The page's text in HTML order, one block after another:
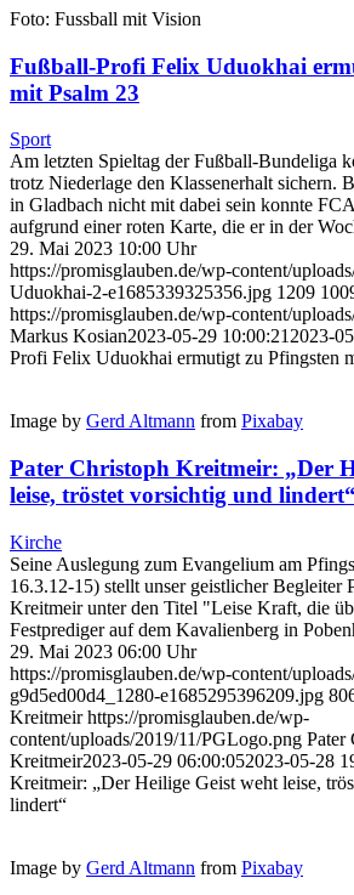
Foto: Fussball mit Vision
Fußball-Profi Felix Uduokhai
mit Psalm 23
Sport
Am letzten Spieltag der Fußball-Bundeliga
trotz Niederlage den Klassenerhalt sichern.
in Gladbach nicht mit dabei sein konnte
aufgrund einer roten Karte, die er in der
29. Mai 2023 10:00 Uhr
https://promisglauben.de/wp-content/
Uduokhai-2-e1685339325356.jpg 1209
https://promisglauben.de/wp-content/
Markus Kosian2023-05-29 10:00:21 2023-
Profi Felix Uduokhai ermutigt zu Pfingsten
Image by Gerd Altmann from Pixabay
Pater Christoph Kreitmeir: „Der
leise, tröstet vorsichtig und lindert“
Kirche
Seine Auslegung zum Evangelium am
16.3.12-15) stellt unser geistlicher Begleiter
Kreitmeir unter den Titel "Leise Kraft, die
Festprediger auf dem Kavalienberg in
29. Mai 2023 06:00 Uhr
https://promisglauben.de/wp-content/
g9d5ed00d4_1280-e1685295396209.jpg
Kreitmeir https://promisglauben.de/wp-
content/uploads/2019/11/PGLogo.png Pater
Kreitmeir2023-05-29 06:00:052023-05-28
Kreitmeir: „Der Heilige Geist weht leise,
lindert“
Image by Gerd Altmann from Pixabay